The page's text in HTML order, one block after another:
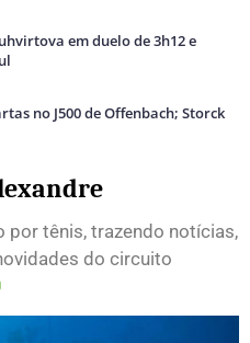
em duelo de 3h12 e
no J500 de Offenbach; Storck
por tênis, trazendo notícias,
do circuito